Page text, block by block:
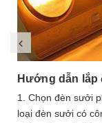
Hướng dẫn
1. Chọn đèn sưởi
loại đèn sưởi có